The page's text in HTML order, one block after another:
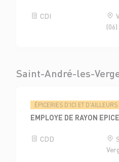
CDI
(06)
Saint-André-les-
ÉPICERIES D'ICI ET D'AILLEURS
EMPLOYE DE RAYON
CDD